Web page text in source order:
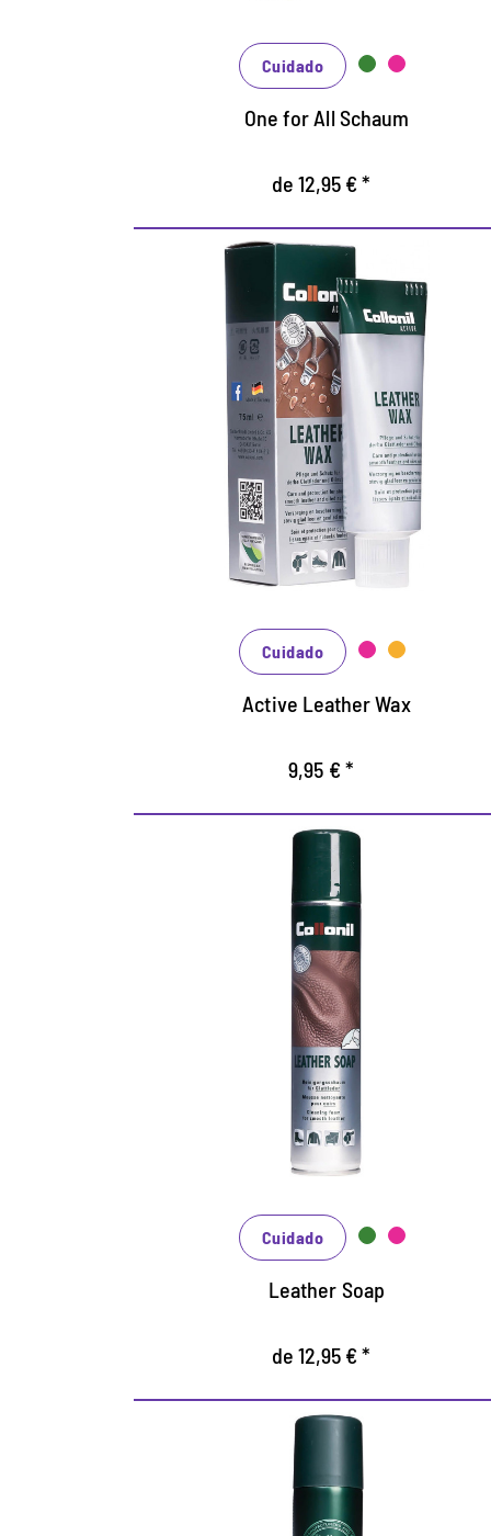
Recibe la transpirabilidad
Cuidado
One for All Schaum
de 12,95 € *
Atención activa para
zapatos de cuero
fuertemente estresados.
Para al aire libre, de ocio y seguridad
ocupacional.
Para cuero grueso, engrasado y encerado.
natural.
Cuidado
Active Leather Wax
9,95 € *
Jabon de limpieza
economico.
Limpia a fondo, tiene un efecto
Mantiene y protege particularmente
Espuma suave, adecuada para cuero liso,
Cuidado
Leather Soap
de 12,95 € *
Cuidado exclusivo y